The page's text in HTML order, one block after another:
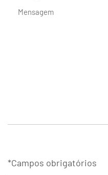
*Campos obrigatórios